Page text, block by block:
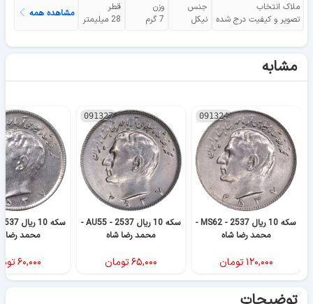
ملاک انتخاب
تصویر و کیفیت درج شده
جنس
نیکل
وزن
7 گرم
قطر
28 میلیمتر
مشاهده همه
مشابه
091324
سکه 10 ریال 2537 - MS62 -
محمد رضا شاه
۱۲۰,۰۰۰تومان
091327
سکه 10 ریال 2537 - AU55 -
محمد رضا شاه
۶۵,۰۰۰تومان
محمد رضا
۶۰,۰۰۰